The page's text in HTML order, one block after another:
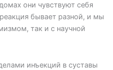
они чувствуют себя
бывает разной, и мы
так и с научной
инъекций в суставы